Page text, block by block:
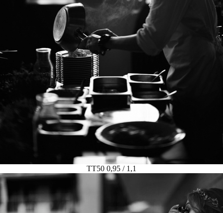
TT50 0,95 / 1,1